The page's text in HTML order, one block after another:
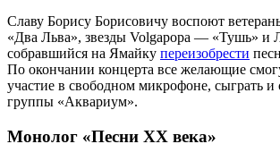
Славу Борису Борисовичу воспоют
«Два Льва», звезды Volgapopa — «Тушь» и
собравшийся на Ямайку переизобрести
По окончании концерта все желающие
участие в свободном микрофоне, сыграть и
группы «Аквариум».
Монолог «Песни XX века»